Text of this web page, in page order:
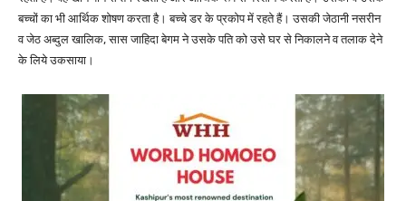
बच्चों का भी आर्थिक शोषण करता है। बच्चे डर के प्रकोप में रहते हैं। उसकी जेठानी नसरीन
व जेठ अब्दुल खालिक, सास जाहिदा बेगम ने उसके पति को उसे घर से निकालने व तलाक देने
के लिये उकसाया।